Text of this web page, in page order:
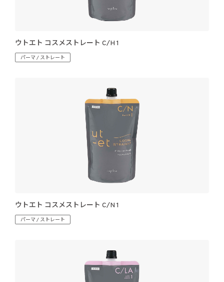
ウトエト コスメストレート C/H 1
パーマ / ストレート
ウトエト コスメストレート C/N 1
パーマ / ストレート